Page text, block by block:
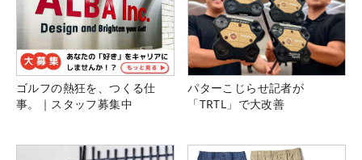
ゴルフの熱狂を、つくる仕
事。｜スタッフ募集中
パターこじらせ記者が
「TRTL」で大改善